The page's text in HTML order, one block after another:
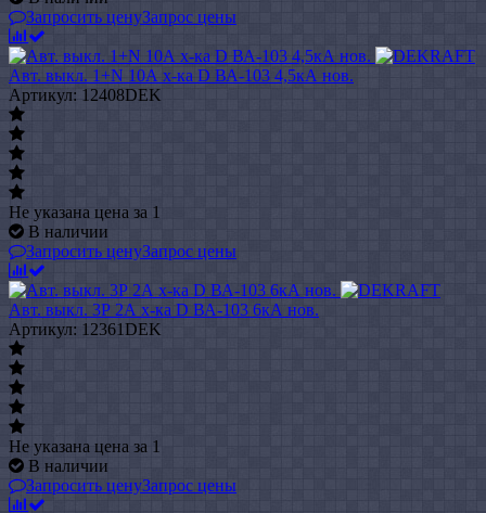
Запросить ценуЗапрос цены
Авт. выкл. 1+N 10А х-ка D ВА-103 4,5кА нов.
Артикул: 12408DEK
Не указана цена за 1
В наличии
Запросить ценуЗапрос цены
Авт. выкл. 3Р 2А х-ка D ВА-103 6кА нов.
Артикул: 12361DEK
Не указана цена за 1
В наличии
Запросить ценуЗапрос цены